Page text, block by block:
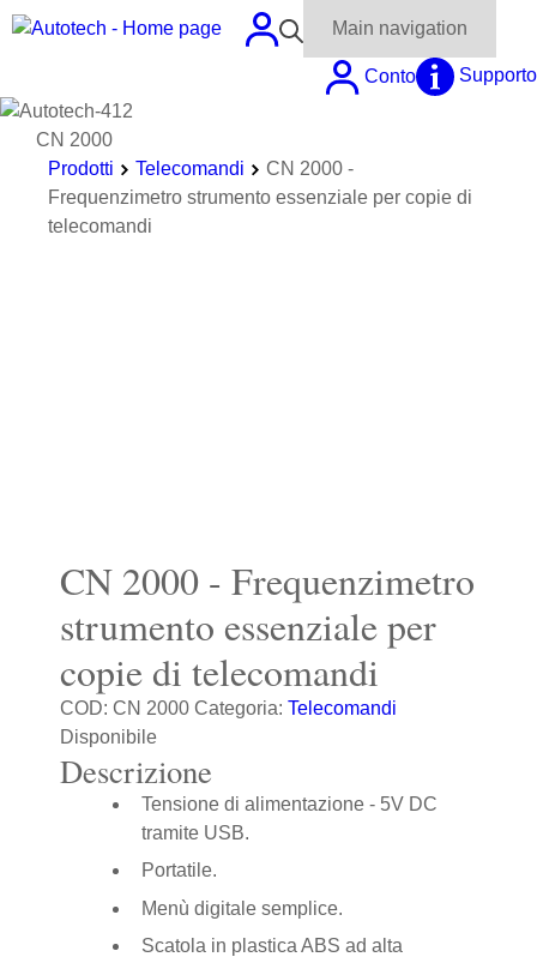
Main navigation
Conto Supporto
CN 2000
Prodotti
Telecomandi
CN 2000 -
Frequenzimetro strumento essenziale per copie di
telecomandi
CN 2000 - Frequenzimetro
strumento essenziale per
copie di telecomandi
COD: CN 2000 Categoria: Telecomandi
Disponibile
Descrizione
Tensione di alimentazione - 5V DC
tramite USB.
Portatile.
Menù digitale semplice.
Scatola in plastica ABS ad alta